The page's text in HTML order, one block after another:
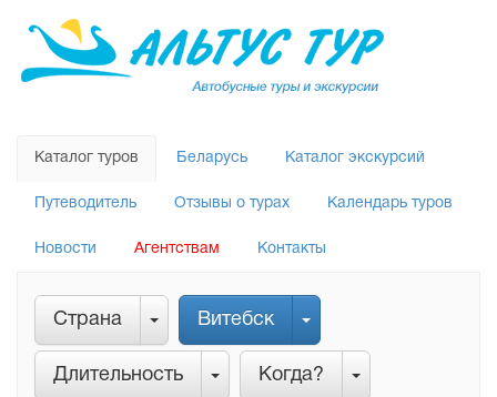
Каталог туров Беларусь Каталог экскурсий
Путеводитель Отзывы о турах Календарь туров
Новости Агентствам Контакты
Страна Витебск
Длительность Когда?